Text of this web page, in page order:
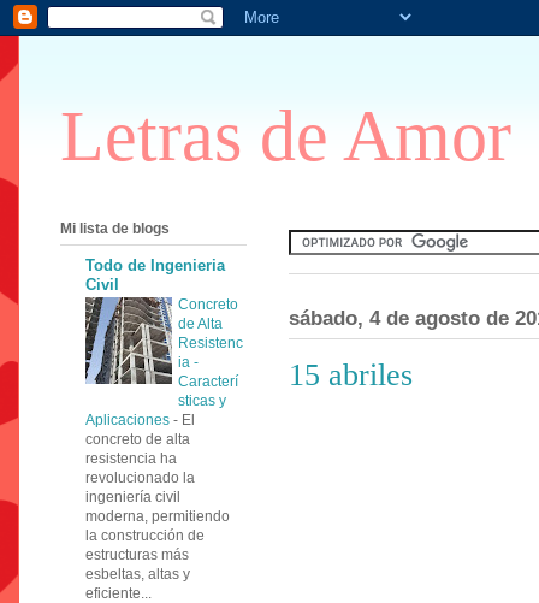
Letras de Amor
sábado, 4 de agosto de
15 abriles
Mi lista de blogs
Todo de Ingenieria
Civil
Concreto
de Alta
Resistenc
ia -
Caracterí
sticas y
Aplicaciones - El
concreto de alta
resistencia ha
revolucionado la
ingeniería civil
moderna, permitiendo
la construcción de
estructuras más
esbeltas, altas y
eficiente...